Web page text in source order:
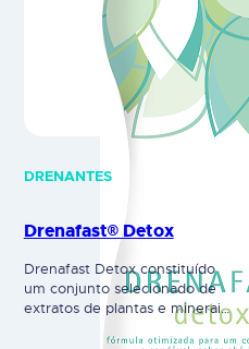
DRENANTES
Drenafast® Detox
Drenafast Detox constituído
um conjunto selecionado de
extratos de plantas e minerais,
dos quais se destacam os